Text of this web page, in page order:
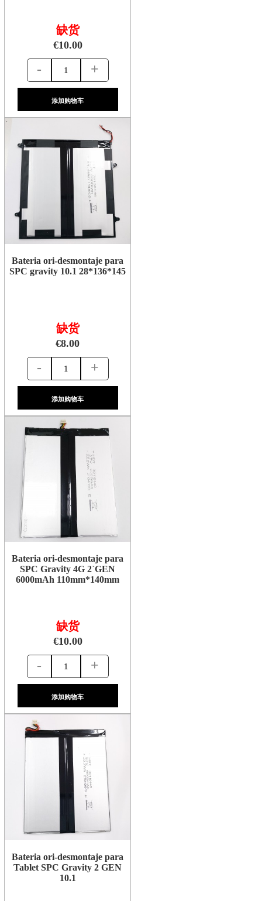
缺货
€10.00
- +
添加购物车
Bateria ori-desmontaje para
SPC gravity 10.1 28*136*145
缺货
€8.00
- +
添加购物车
Bateria ori-desmontaje para
SPC Gravity 4G 2`GEN
6000mAh 110mm*140mm
缺货
€10.00
- +
添加购物车
Bateria ori-desmontaje para
Tablet SPC Gravity 2 GEN
10.1